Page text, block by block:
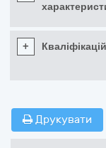
+
Друкувати